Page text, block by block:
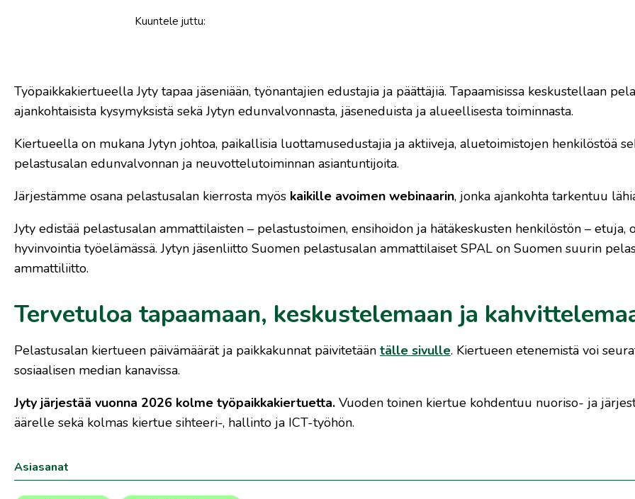
Kuuntele juttu:
Työpaikkakiertueella Jyty tapaa jäseniään, työnantajien edustajia ja päättäjiä. Tapaamisissa keskustellaan
ajankohtaisista kysymyksistä sekä Jytyn edunvalvonnasta, jäseneduista ja alueellisesta toiminnasta.
Kiertueella on mukana Jytyn johtoa, paikallisia luottamusedustajia ja aktiiveja, aluetoimistojen henkilöstöä
pelastusalan edunvalvonnan ja neuvottelutoiminnan asiantuntijoita.
Järjestämme osana pelastusalan kierrosta myös kaikille avoimen webinaarin, jonka ajankohta tarkentuu
Jyty edistää pelastusalan ammattilaisten – pelastustoimen, ensihoidon ja hätäkeskusten henkilöstön – etuja,
hyvinvointia työelämässä. Jytyn jäsenliitto Suomen pelastusalan ammattilaiset SPAL on Suomen suurin
ammattiliitto.
Tervetuloa tapaamaan, keskustelemaan ja
Pelastusalan kiertueen päivämäärät ja paikkakunnat päivitetään tälle sivulle. Kiertueen etenemistä voi
sosiaalisen median kanavissa.
Jyty järjestää vuonna 2026 kolme työpaikkakiertuetta. Vuoden toinen kiertue kohdentuu nuoriso- ja
äärelle sekä kolmas kiertue sihteeri-, hallinto ja ICT-työhön.
Asiasanat